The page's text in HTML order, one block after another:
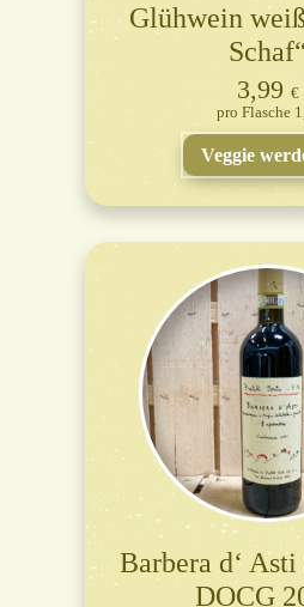
Glühwein
3,99€
Flasche
Veggie
Barbera d‘
DOCG